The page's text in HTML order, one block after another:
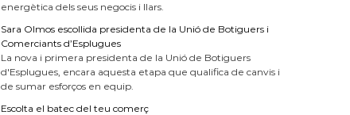
energètica dels seus negocis i llars.
Sara Olmos escollida presidenta de la Unió de Botiguers i
Comerciants d’Esplugues
La nova i primera presidenta de la Unió de Botiguers
d'Esplugues, encara aquesta etapa que qualifica de canvis i
de sumar esforços en equip.
Escolta el batec del teu comerç